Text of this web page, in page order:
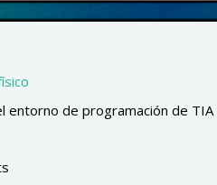
entorno de programación de TIA